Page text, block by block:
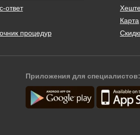
ответ
процедур
Карта
Приложения для специалистов: